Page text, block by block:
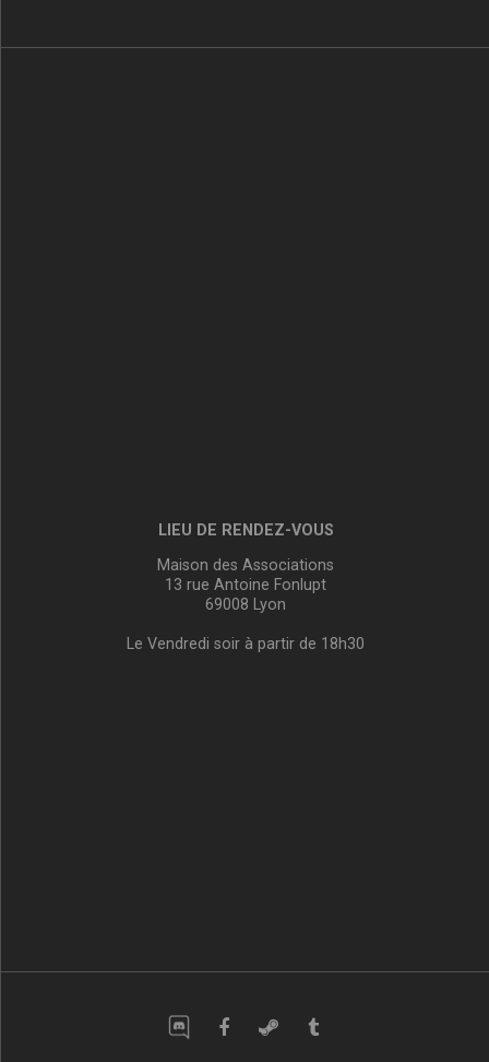
LIEU DE RENDEZ-VOUS
Maison des Associations
13 rue Antoine Fonlupt
69008 Lyon
Le Vendredi soir à partir de 18h30